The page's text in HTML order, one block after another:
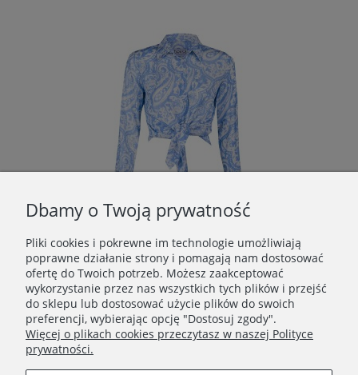
Koszula DYNAMIKA błękitno kremowa paisley
199,00 zł
Do koszyka
Dbamy o Twoją prywatność
Pliki cookies i pokrewne im technologie umożliwiają
poprawne działanie strony i pomagają nam dostosować
ofertę do Twoich potrzeb. Możesz zaakceptować
wykorzystanie przez nas wszystkich tych plików i przejść
do sklepu lub dostosować użycie plików do swoich
preferencji, wybierając opcję "Dostosuj zgody".
Więcej o plikach cookies przeczytasz w naszej Polityce
prywatności.